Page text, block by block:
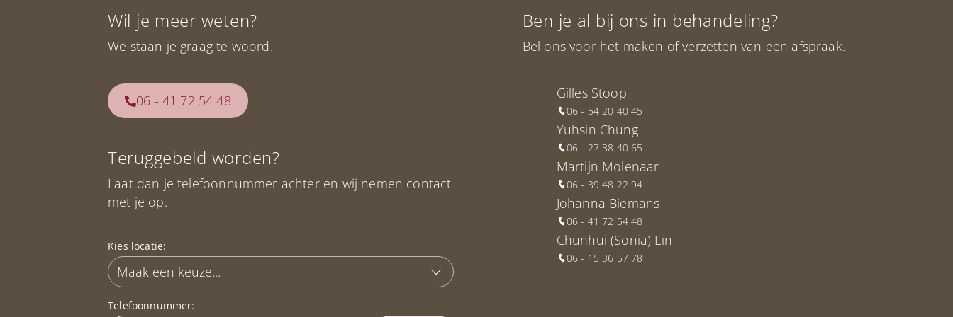
Wil je meer weten?
We staan je graag te woord.
06 - 41 72 54 48
Teruggebeld worden?
Laat dan je telefoonnummer achter en wij nemen contact
met je op.
Kies locatie:
Telefoonnummer:
Ben je al bij ons in behandeling?
Bel ons voor het maken of verzetten van een afspraak.
Gilles Stoop
06 - 54 20 40 45
Yuhsin Chung
06 - 27 38 40 65
Martijn Molenaar
06 - 39 48 22 94
Johanna Biemans
06 - 41 72 54 48
Chunhui (Sonia) Lin
06 - 15 36 57 78